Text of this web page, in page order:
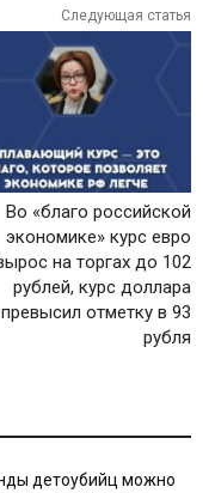
Следующая статья
Во «благо российской
экономике» курс евро
на торгах до 102
рублей, курс доллара
превысил отметку в 93
рубля
детоубийц можно